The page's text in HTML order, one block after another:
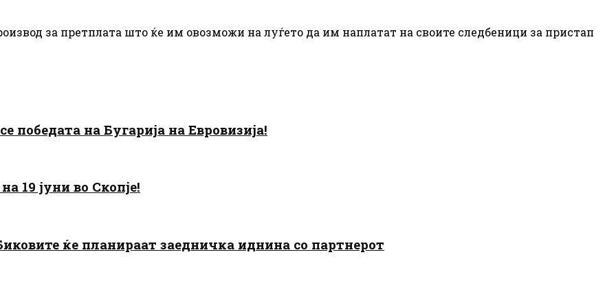
за претплата што ќе им овозможи на луѓето да им наплатат на своите следбеници за пристап
победата на Бугарија на Евровизија!
19 јуни во Скопје!
ќе планираат заедничка иднина со партнерот